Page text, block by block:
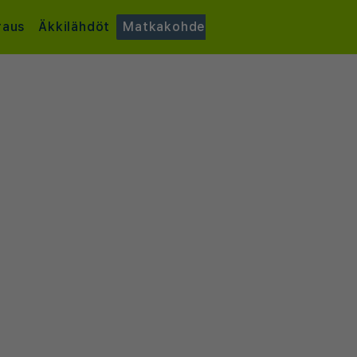
Äkkilähdöt Matkakohde